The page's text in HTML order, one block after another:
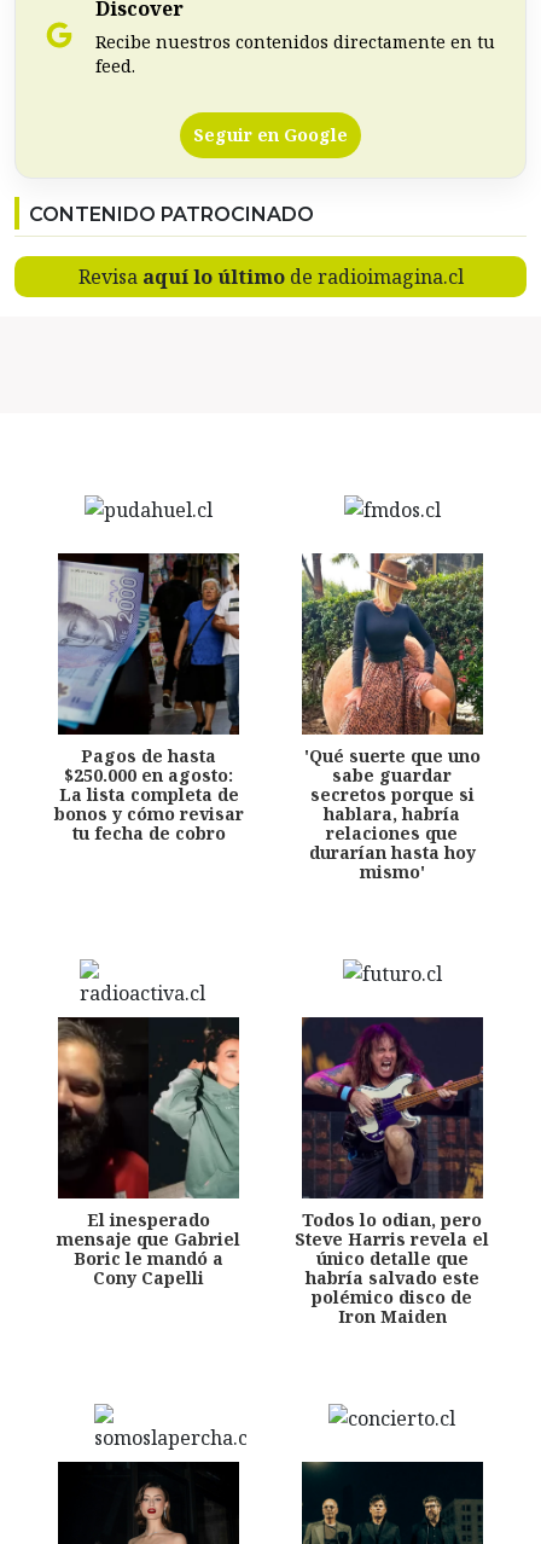
Discover
Recibe nuestros contenidos directamente en tu
feed.
Seguir en Google
CONTENIDO PATROCINADO
Revisa aquí lo últimode radioimagina.cl
Pagos de hasta
$250.000 en agosto:
La lista completa de
bonos y cómo revisar
tu fecha de cobro
'Qué suerte que uno
sabe guardar
secretos porque si
hablara, habría
relaciones que
durarían hasta hoy
mismo'
El inesperado
mensaje que Gabriel
Boric le mandó a
Cony Capelli
Todos lo odian, pero
Steve Harris revela el
único detalle que
habría salvado este
polémico disco de
Iron Maiden